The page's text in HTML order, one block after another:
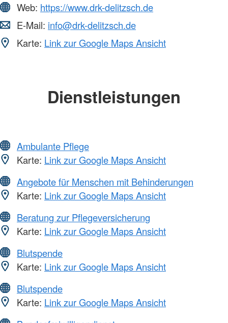
Web: https://www.drk-delitzsch.de
E-Mail: info@drk-delitzsch.de
Karte: Link zur Google Maps Ansicht
Dienstleistungen
Ambulante Pflege
Karte: Link zur Google Maps Ansicht
Angebote für Menschen mit Behinderungen
Karte: Link zur Google Maps Ansicht
Beratung zur Pflegeversicherung
Karte: Link zur Google Maps Ansicht
Blutspende
Karte: Link zur Google Maps Ansicht
Blutspende
Karte: Link zur Google Maps Ansicht